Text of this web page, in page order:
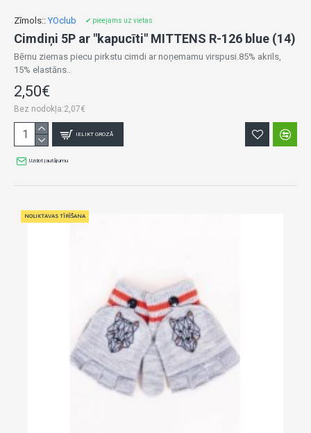
Zīmols:: YOclub ✔ pieejams uz vietas
Cimdiņi 5P ar "kapucīti" MITTENS R-126 blue (14)
Bērnu ziemas piecu pirkstu cimdi ar noņemamu virspusi.85% akrils,
15% elastāns..
2,50€
Bez nodokļa:2,07€
IELIKT GROZĀ
Uzdot jautājumu
NOLIKTAVAS TĪRĪŠANA